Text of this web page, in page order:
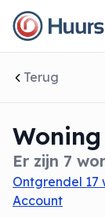
Terug
Er zijn 7
Ontgrendel 17
Account
sluiten